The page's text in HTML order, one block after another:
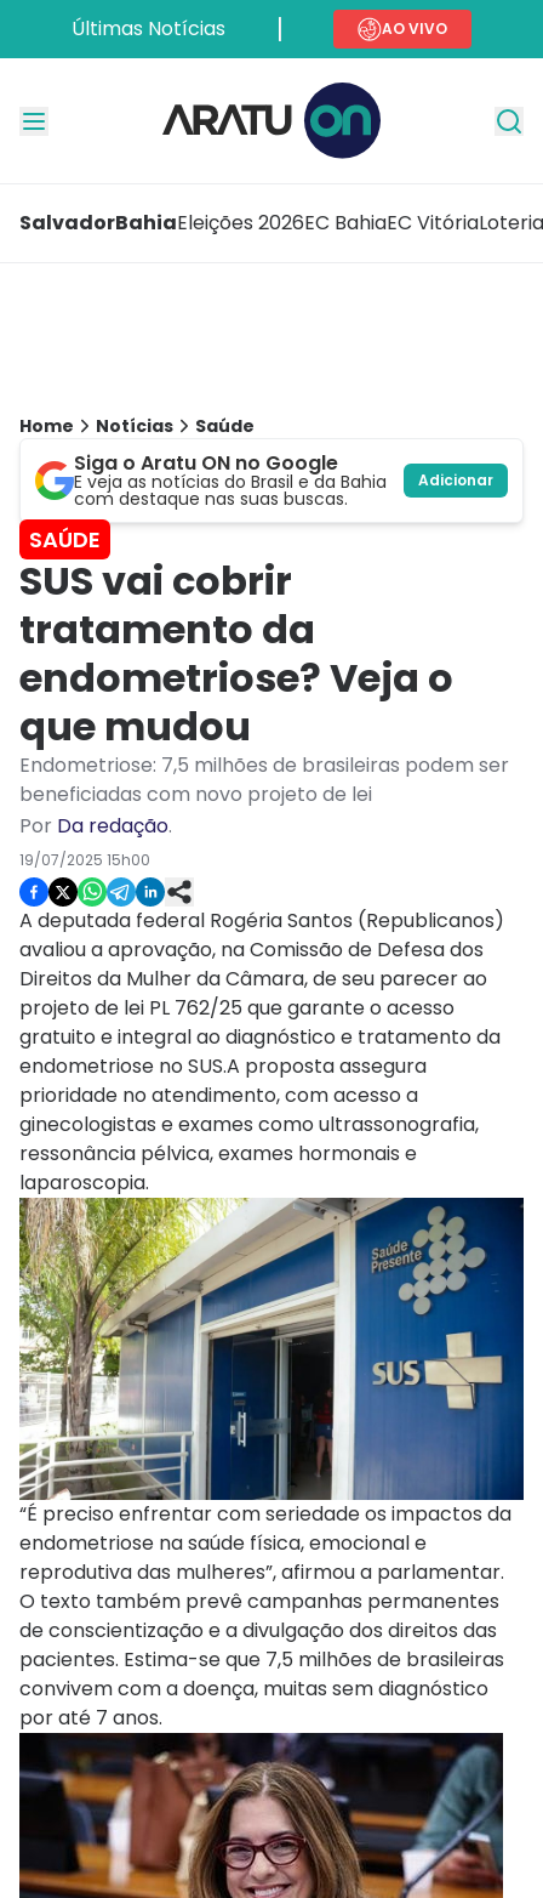
Últimas Notícias AO VIVO
SalvadorBahiaEleições 2026EC BahiaEC Vitória
Home Notícias Saúde
Siga o Aratu ON no Google
E veja as notícias do Brasil e da Bahia
com destaque nas suas buscas.
Adicionar
SAÚDE
SUS vai cobrir
tratamento da
endometriose? Veja o
que mudou
Endometriose: 7,5 milhões de brasileiras podem ser
beneficiadas com novo projeto de lei
Por Da redação.
19/07/2025 15h00
A deputada federal Rogéria Santos (Republicanos)
avaliou a aprovação, na Comissão de Defesa dos
Direitos da Mulher da Câmara, de seu parecer ao
projeto de lei PL 762/25 que garante o acesso
gratuito e integral ao diagnóstico e tratamento da
endometriose no SUS.A proposta assegura
prioridade no atendimento, com acesso a
ginecologistas e exames como ultrassonografia,
ressonância pélvica, exames hormonais e
laparoscopia.
“É preciso enfrentar com seriedade os impactos da
endometriose na saúde física, emocional e
reprodutiva das mulheres”, afirmou a parlamentar.
O texto também prevê campanhas permanentes
de conscientização e a divulgação dos direitos das
pacientes. Estima-se que 7,5 milhões de brasileiras
convivem com a doença, muitas sem diagnóstico
por até 7 anos.